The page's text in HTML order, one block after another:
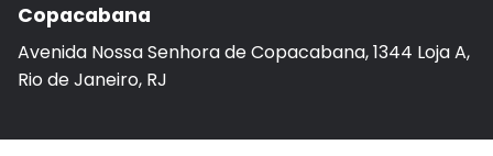
Copacabana
Avenida Nossa Senhora de Copacabana, 1344 Loja A,
Rio de Janeiro, RJ